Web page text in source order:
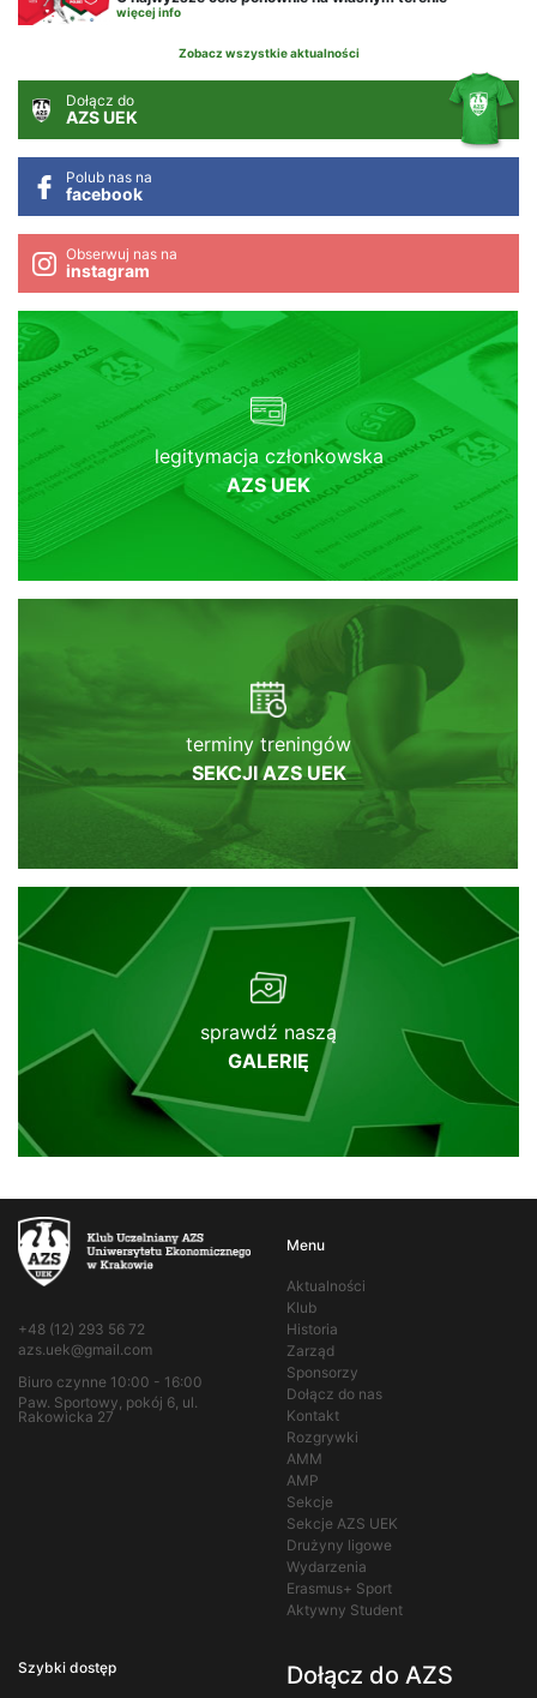
więcej info
Zobacz wszystkie aktualności
Dołącz do
AZS UEK
Polub nas na
facebook
Obserwuj nas na
instagram
legitymacja członkowska
AZS UEK
terminy treningów
SEKCJI AZS UEK
sprawdź naszą
GALERIĘ
+48 (12) 293 56 72
azs.uek@gmail.com
Biuro czynne 10:00 - 16:00
Paw. Sportowy, pokój 6, ul.
Rakowicka 27
Menu
Aktualności
Klub
Historia
Zarząd
Sponsorzy
Dołącz do nas
Kontakt
Rozgrywki
AMM
AMP
Sekcje
Sekcje AZS UEK
Drużyny ligowe
Wydarzenia
Erasmus+ Sport
Aktywny Student
Szybki dostęp Dołącz do AZS